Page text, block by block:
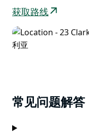
获取路线
常见问题解答